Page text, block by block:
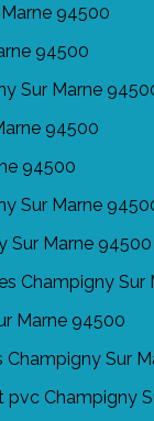
94500
94500
Sur Marne
94500
94500
Sur Marne
Sur Marne 94500
Champigny Sur
Marne 94500
Champigny Sur
pvc Champigny